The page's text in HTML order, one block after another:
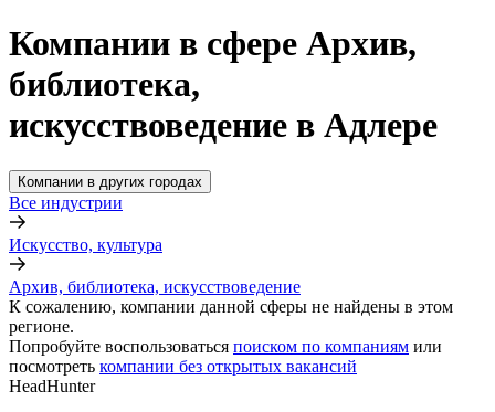
Компании в сфере Архив,
библиотека,
искусствоведение в Адлере
Компании в других городах
Все индустрии
Искусство, культура
Архив, библиотека, искусствоведение
К сожалению, компании данной сферы не найдены в этом
регионе.
Попробуйте воспользоваться поиском по компаниям или
посмотреть компании без открытых вакансий
HeadHunter